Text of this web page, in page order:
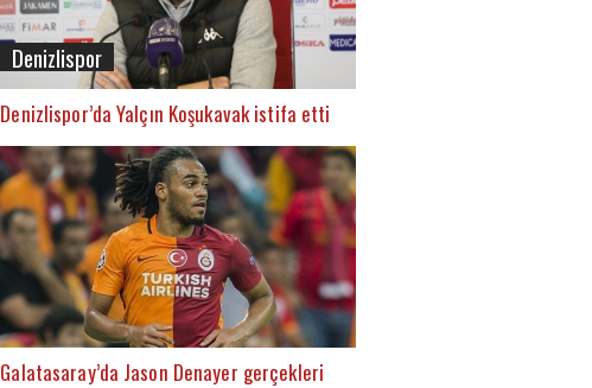
Denizlispor
Denizlispor’da Yalçın Koşukavak istifa etti
Galatasaray’da Jason Denayer gerçekleri